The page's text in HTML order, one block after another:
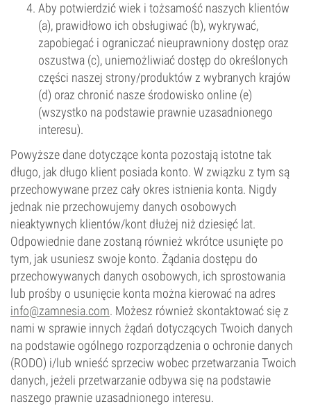
Aby potwierdzić wiek i tożsamość naszych klientów
(a), prawidłowo ich obsługiwać (b), wykrywać,
zapobiegać i ograniczać nieuprawniony dostęp oraz
oszustwa (c), uniemożliwiać dostęp do określonych
części naszej strony/produktów z wybranych krajów
(d) oraz chronić nasze środowisko online (e)
(wszystko na podstawie prawnie uzasadnionego
interesu).
Powyższe dane dotyczące konta pozostają istotne tak
długo, jak długo klient posiada konto. W związku z tym są
przechowywane przez cały okres istnienia konta. Nigdy
jednak nie przechowujemy danych osobowych
nieaktywnych klientów/kont dłużej niż dziesięć lat.
Odpowiednie dane zostaną również wkrótce usunięte po
tym, jak usuniesz swoje konto. Żądania dostępu do
przechowywanych danych osobowych, ich sprostowania
lub prośby o usunięcie konta można kierować na adres
info@zamnesia.com. Możesz również skontaktować się z
nami w sprawie innych żądań dotyczących Twoich danych
na podstawie ogólnego rozporządzenia o ochronie danych
(RODO) i/lub wnieść sprzeciw wobec przetwarzania Twoich
danych, jeżeli przetwarzanie odbywa się na podstawie
naszego prawnie uzasadnionego interesu.